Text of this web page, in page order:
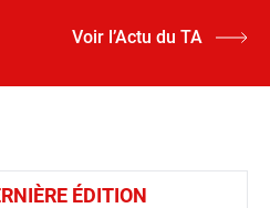
Voir l’Actu du TA
ÉDITION